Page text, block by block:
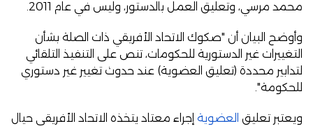
محمد مرسي، وتعليق العمل بالدستور، وليس في عام 2011.
وأوضح البيان أن "صكوك الاتحاد الأفريقي ذات الصلة بشأن
التغييرات غير الدستورية للحكومات، تنص على التنفيذ التلقائي
لتدابير محددة (تعليق العضوية) عند حدوث تغيير غير دستوري
للحكومة".
ويعتبر تعليق العضوية إجراء معتاد يتخذه الاتحاد الأفريقي حيال